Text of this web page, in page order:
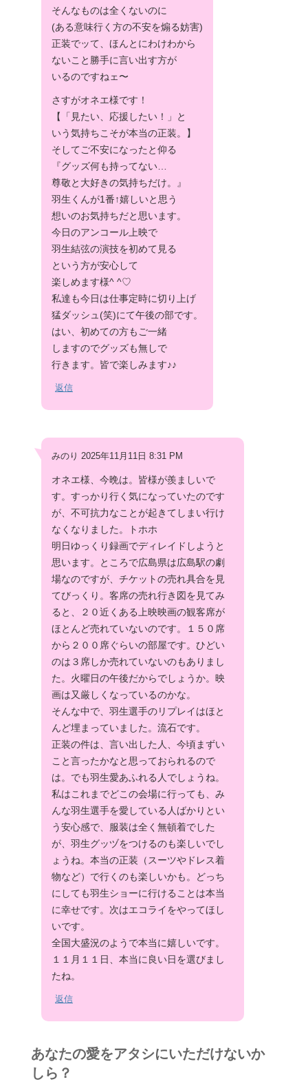
そんなものは全くないのに
(ある意味行く方の不安を煽る妨害)
正装でッて、ほんとにわけわから
ないこと勝手に言い出す方が
いるのですねェ〜
さすがオネエ様です！
【「見たい、応援したい！」と
いう気持ちこそが本当の正装。】
そしてご不安になったと仰る
『グッズ何も持ってない…
尊敬と大好きの気持ちだけ。』
羽生くんが1番↑嬉しいと思う
想いのお気持ちだと思います。
今日のアンコール上映で
羽生結弦の演技を初めて見る
という方が安心して
楽しめます様^ ^♡
私達も今日は仕事定時に切り上げ
猛ダッシュ(笑)にて午後の部です。
はい、初めての方もご一緒
しますのでグッズも無しで
行きます。皆で楽しみます♪♪
返信
みのり 2025年11月11日 8:31 PM
オネエ様、今晩は。皆様が羨ましいで
す。すっかり行く気になっていたのです
が、不可抗力なことが起きてしまい行け
なくなりました。トホホ
明日ゆっくり録画でディレイドしようと
思います。ところで広島県は広島駅の劇
場なのですが、チケットの売れ具合を見
てびっくり。客席の売れ行き図を見てみ
ると、２０近くある上映映画の観客席が
ほとんど売れていないのです。１５０席
から２００席ぐらいの部屋です。ひどい
のは３席しか売れていないのもありまし
た。火曜日の午後だからでしょうか。映
画は又厳しくなっているのかな。
そんな中で、羽生選手のリプレイはほと
んど埋まっていました。流石です。
正装の件は、言い出した人、今頃まずい
こと言ったかなと思っておられるので
は。でも羽生愛あふれる人でしょうね。
私はこれまでどこの会場に行っても、み
んな羽生選手を愛している人ばかりとい
う安心感で、服装は全く無頓着でした
が、羽生グッヅをつけるのも楽しいでし
ょうね。本当の正装（スーツやドレス着
物など）で行くのも楽しいかも。どっち
にしても羽生ショーに行けることは本当
に幸せです。次はエコライをやってほし
いです。
全国大盛況のようで本当に嬉しいです。
１１月１１日、本当に良い日を選びまし
たね。
返信
あなたの愛をアタシにいただけないか
しら？